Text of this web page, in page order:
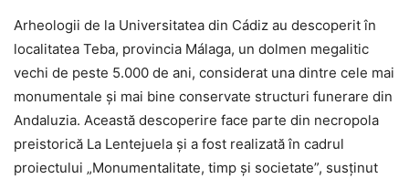
Arheologii de la Universitatea din Cádiz au descoperit în
localitatea Teba, provincia Málaga, un dolmen megalitic
vechi de peste 5.000 de ani, considerat una dintre cele mai
monumentale și mai bine conservate structuri funerare din
Andaluzia. Această descoperire face parte din necropola
preistorică La Lentejuela și a fost realizată în cadrul
proiectului „Monumentalitate, timp și societate”, susținut